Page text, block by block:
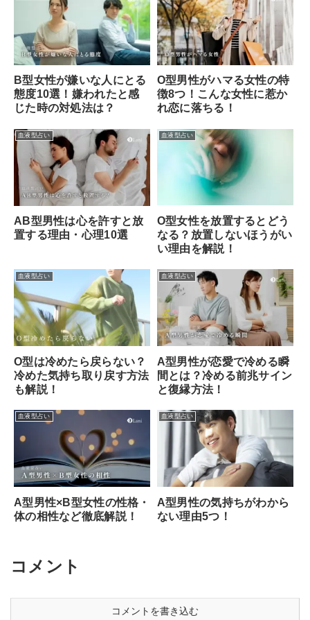
B型女性が嫌いな人にとる
態度10選！嫌われたと感
じた時の対処法は？
O型男性がハマる女性の特
徴8つ！こんな女性に惹か
れ恋に落ちる！
血液型占い
AB型男性は心を許すと放
置する理由・心理10選
血液型占い
O型女性を放置するとどう
なる？放置しないほうがい
い理由を解説！
血液型占い
O型は冷めたら戻らない？
冷めた気持ち取り戻す方法
も解説！
血液型占い
A型男性が恋愛で冷める瞬
間とは？冷める前兆サイン
と復縁方法！
血液型占い
A型男性×B型女性の性格・
体の相性など徹底解説！
血液型占い
A型男性の気持ちがわから
ない理由5つ！
コメント
コメントを書き込む